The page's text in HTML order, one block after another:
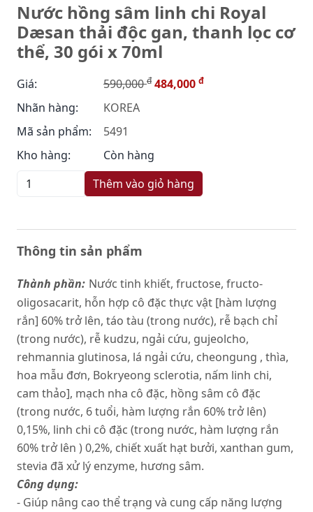
Nước hồng sâm linh chi Royal
Dæsan thải độc gan, thanh lọc cơ
thể, 30 gói x 70ml
Giá: 590,000đ 484,000 đ
Nhãn hàng:
KOREA
Mã sản phẩm:
5491
Kho hàng:
Còn hàng
Thêm vào giỏ hàng
Thông tin sản phẩm
Thành phần: Nước tinh khiết, fructose, fructo-
oligosacarit, hỗn hợp cô đặc thực vật [hàm lượng
rắn] 60% trở lên, táo tàu (trong nước), rễ bạch chỉ
(trong nước), rễ kudzu, ngải cứu, gujeolcho,
rehmannia glutinosa, lá ngải cứu, cheongung , thìa,
hoa mẫu đơn, Bokryeong sclerotia, nấm linh chi,
cam thảo], mạch nha cô đặc, hồng sâm cô đặc
(trong nước, 6 tuổi, hàm lượng rắn 60% trở lên)
0,15%, linh chi cô đặc (trong nước, hàm lượng rắn
60% trở lên ) 0,2%, chiết xuất hạt bưởi, xanthan gum,
stevia đã xử lý enzyme, hương sâm.
Công dụng:
- Giúp nâng cao thể trạng và cung cấp năng lượng